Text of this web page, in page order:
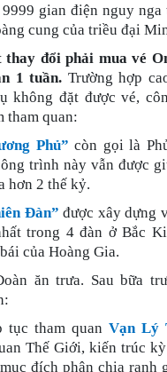
gian điện nguy
cung của triều đại
thay đổi phải mua vé
1 tuần. Trường hợp
không đặt được vé,
tham quan:
Phủ” còn gọi là
trình này vẫn được
hơn 2 thế kỷ.
Đàn” được xây dựng
trong 4 đàn ở Bắc
của Hoàng Gia.
ăn trưa. Sau bữa
tục tham quan Vạn Lý
Thế Giới, kiến trúc
đích phân chia ranh